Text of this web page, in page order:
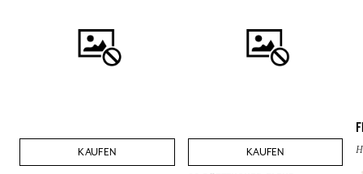
KAUFEN KAUFEN